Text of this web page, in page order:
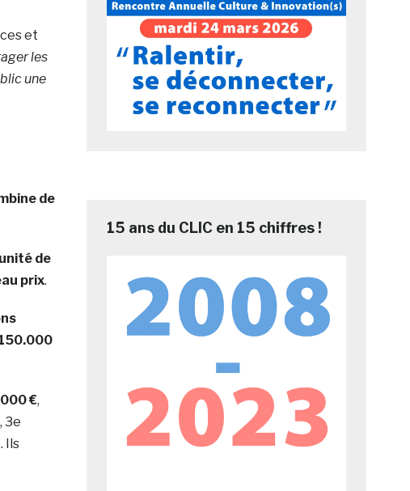
et
les
une
de
de
prix.
€,
3e
Ils
15 ans du CLIC en 15 chiffres !